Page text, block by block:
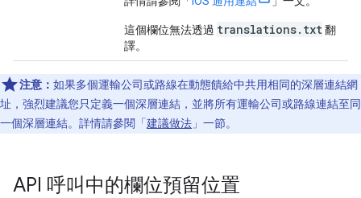
這個欄位無法透過 translations.txt翻
譯。
注意： 如果多個運輸公司或路線在動態饋給中共用相同的深層連結網
址，強烈建議您只定義一個深層連結，並將所有運輸公司或路線連結至同
一個深層連結。詳情請參閱「 建議做法 」一節。
API 呼叫中的欄位預留位置